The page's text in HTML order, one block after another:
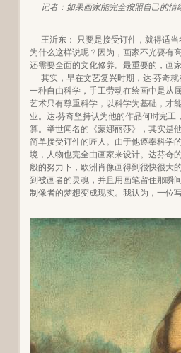
记者：如果画家能完全按照自己的
王沂东： 只要是接受订件，就得适
为什么这样说呢？因为，画家不光要有
还需要全面的文化修养。最重要的，画
其实，早在文艺复兴时期，达·芬奇
一种自由科学，手工劳动在绘画中是从
艺术只有尊重科学，以科学为基础，才
业。达·芬奇坚持认为他的作品何时完
算。举世闻名的《蒙娜丽莎》，其实是
简单接受订件的匠人。由于他遵奉科学
境，人物也完全由画家来设计。达芬奇
般的努力下，欧洲肖像画得到很快很大
到被画者的灵魂，并且用画笔留住那瞬
制像者的梦想变成现实。我认为，一位